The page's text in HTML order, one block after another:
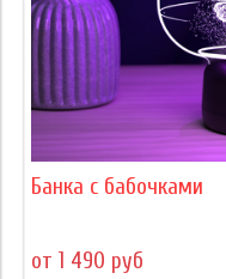
Банка с бабочками
от 1 490 руб